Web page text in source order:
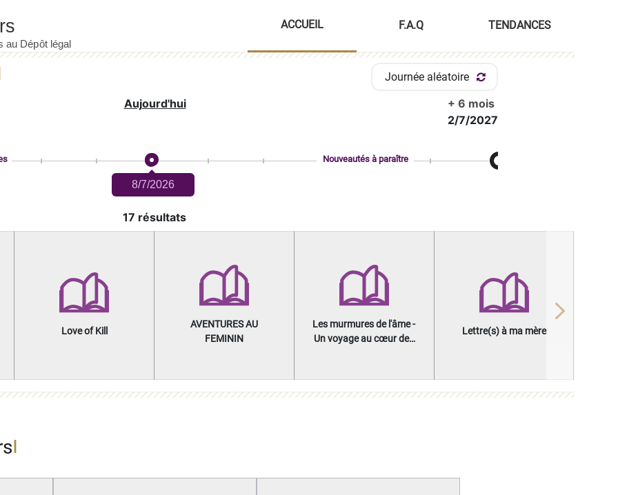
ACCUEIL F.A.Q TENDANCES
Journée aléatoire
Aujourd'hui
+ 6 mois
2/7/2027
8/7/2026
Nouveautés à paraître
17 résultats
Love of Kill
AVENTURES AU
FEMININ
Les murmures de l'âme -
Un voyage au cœur des
Lettre(s) à ma mère
Next